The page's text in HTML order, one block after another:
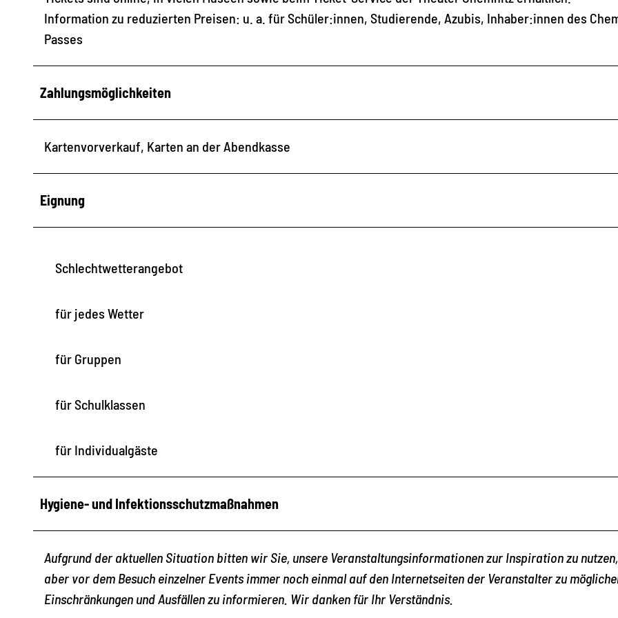
Information zu reduzierten Preisen: u. a. für Schüler:innen, Studierende, Azubis, Inhaber:innen des
Passes
Zahlungsmöglichkeiten
Kartenvorverkauf, Karten an der Abendkasse
Eignung
Schlechtwetterangebot
für jedes Wetter
für Gruppen
für Schulklassen
für Individualgäste
Hygiene- und Infektionsschutzmaßnahmen
Aufgrund der aktuellen Situation bitten wir Sie, unsere Veranstaltungsinformationen zur Inspiration zu
aber vor dem Besuch einzelner Events immer noch einmal auf den Internetseiten der Veranstalter zu
Einschränkungen und Ausfällen zu informieren. Wir danken für Ihr Verständnis.